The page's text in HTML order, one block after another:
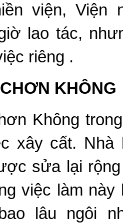
viện, Viện
lao tác,
riêng .
KHÔNG
Không
xây cất. Nhà
sửa lại
việc làm này
lâu ngôi